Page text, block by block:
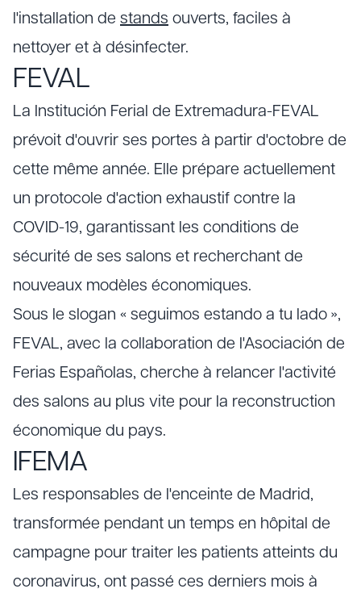
l'installation de stands ouverts, faciles à
nettoyer et à désinfecter.
FEVAL
La Institución Ferial de Extremadura-FEVAL
prévoit d'ouvrir ses portes à partir d'octobre de
cette même année. Elle prépare actuellement
un protocole d'action exhaustif contre la
COVID-19, garantissant les conditions de
sécurité de ses salons et recherchant de
nouveaux modèles économiques.
Sous le slogan « seguimos estando a tu lado »,
FEVAL, avec la collaboration de l'Asociación de
Ferias Españolas, cherche à relancer l'activité
des salons au plus vite pour la reconstruction
économique du pays.
IFEMA
Les responsables de l'enceinte de Madrid,
transformée pendant un temps en hôpital de
campagne pour traiter les patients atteints du
coronavirus, ont passé ces derniers mois à